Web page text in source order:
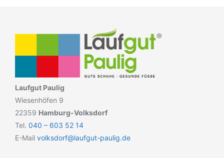
Laufgut Paulig
Wiesenhöfen 9
22359 Hamburg-Volksdorf
Tel. 040 – 603 52 14
E-Mail volksdorf@laufgut-paulig.de